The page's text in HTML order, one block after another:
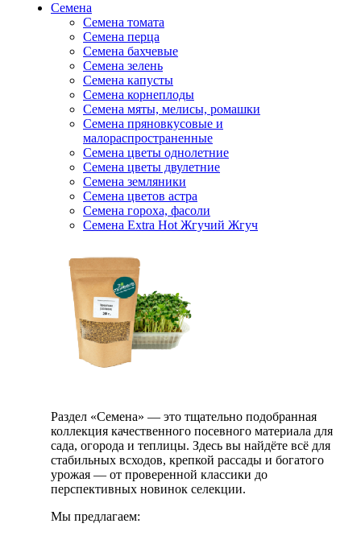
Семена
Семена томата
Семена перца
Семена бахчевые
Семена зелень
Семена капусты
Семена корнеплоды
Семена мяты, мелисы, ромашки
Семена пряновкусовые и
малораспространенные
Семена цветы однолетние
Семена цветы двулетние
Семена земляники
Семена цветов астра
Семена гороха, фасоли
Семена Extra Hot Жгучий Жгуч
Раздел «Семена» — это тщательно подобранная
коллекция качественного посевного материала для
сада, огорода и теплицы. Здесь вы найдёте всё для
стабильных всходов, крепкой рассады и богатого
урожая — от проверенной классики до
перспективных новинок селекции.
Мы предлагаем: